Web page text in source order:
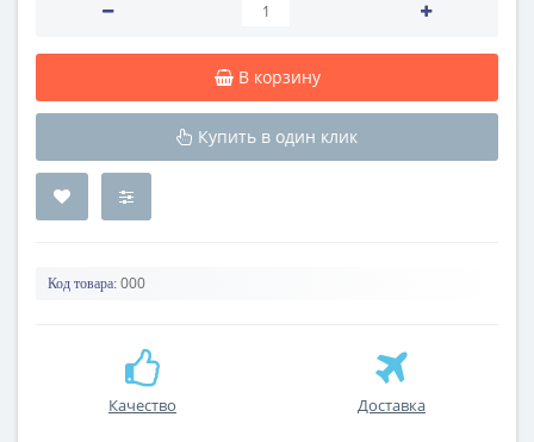
В корзину
Купить в один клик
Код товара: 000
Качество Доставка